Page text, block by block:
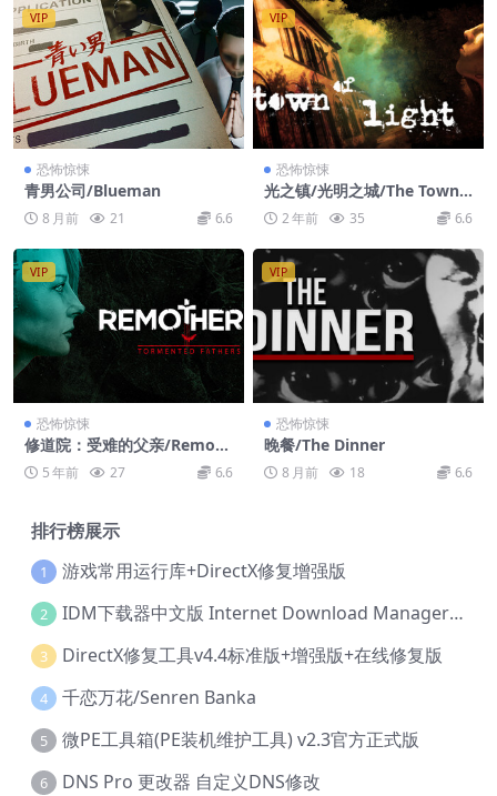
VIP
恐怖惊悚
青男公司/Blueman
8 月前 21 6.6
VIP
恐怖惊悚
光之镇/光明之城/The Town
of Light
2 年前 35 6.6
VIP
恐怖惊悚
修道院：受难的父亲/Remoth
ered: Tormented Fathers
5 年前 27 6.6
VIP
恐怖惊悚
晚餐/The Dinner
8 月前 18 6.6
排行榜展示
1 游戏常用运行库+DirectX修复增强版
2 IDM下载器中文版 Internet Download Manager v6.42.36 IDM
3 DirectX修复工具v4.4标准版+增强版+在线修复版
4 千恋万花/Senren Banka
5 微PE工具箱(PE装机维护工具) v2.3官方正式版
6 DNS Pro 更改器 自定义DNS修改